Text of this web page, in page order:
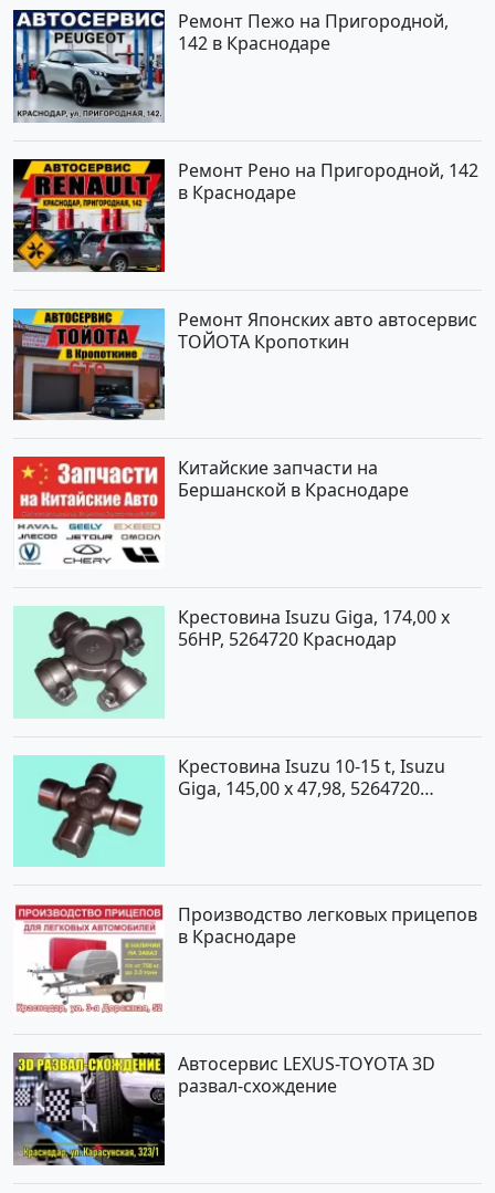
Ремонт Пежо на Пригородной,
142 в Краснодаре
Ремонт Рено на Пригородной, 142
в Краснодаре
Ремонт Японских авто автосервис
ТОЙОТА Кропоткин
Китайские запчасти на
Бершанской в Краснодаре
Крестовина Isuzu Giga, 174,00 x
56HP, 5264720 Краснодар
Крестовина Isuzu 10-15 t, Isuzu
Giga, 145,00 x 47,98, 5264720
Производство легковых прицепов
в Краснодаре
Автосервис LEXUS-TOYOTA 3D
развал-схождение